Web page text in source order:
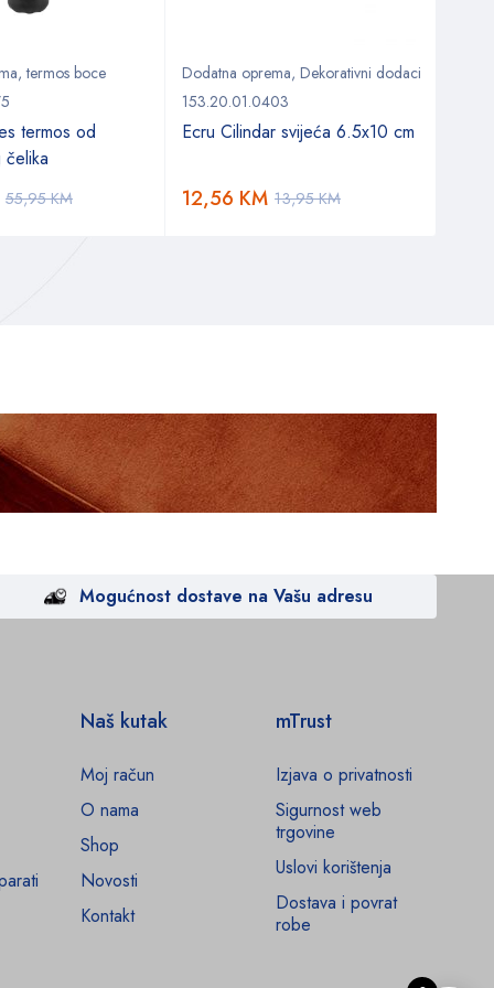
,termos boce
termos od
55,95KM
Dodatna oprema, Dekorativni dodaci
153.20.01.0403
Ecru Cilindar svijeća 6.5x10 cm
13,95KM
12,56 KM
Mogućnost dostave na Vašu adresu
Naš kutak
Moj račun
O nama
Shop
Novosti
Kontakt
mTrust
Izjava o privatnosti
Sigurnost web
trgovine
Uslovi korištenja
Dostava i povrat
robe